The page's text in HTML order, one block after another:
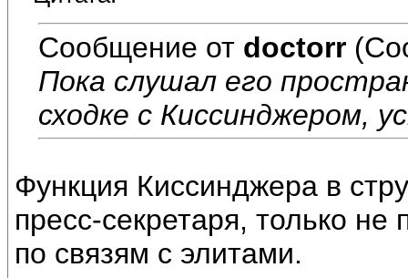
Сообщение от doctorr
Пока слушал его
сходке с Киссинджером,
Функция Киссинджера в
пресс-секретаря, только
по связям с элитами.